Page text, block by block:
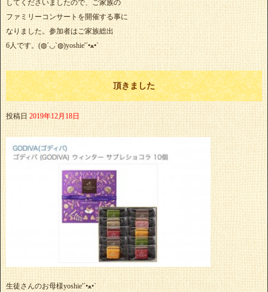
してくださいましたので、ご家族の
ファミリーコンサートを開催する事に
なりました。参加者はご家族総出
6人です。(◍´◡`◍)yoshie'‎´•ﻌ•`
頂きました
投稿日 2019年12月18日
生徒さんのお母様yoshie'‎´•ﻌ•`